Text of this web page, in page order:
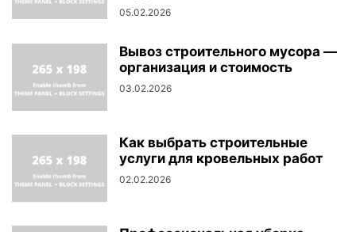
05.02.2026
Вывоз строительного мусора —
организация и стоимость
03.02.2026
Как выбрать строительные
услуги для кровельных работ
02.02.2026